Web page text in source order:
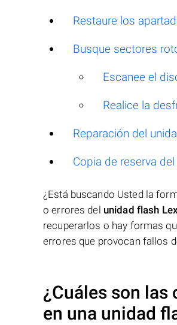
Restaure los
Busque sectores
Escanee el
Realice la
Reparación del
Copia de reserva
¿Está buscando Usted la
o errores del unidad flash
recuperarlos o hay formas
errores que provocan fallos
¿Cuáles son
en una unidad